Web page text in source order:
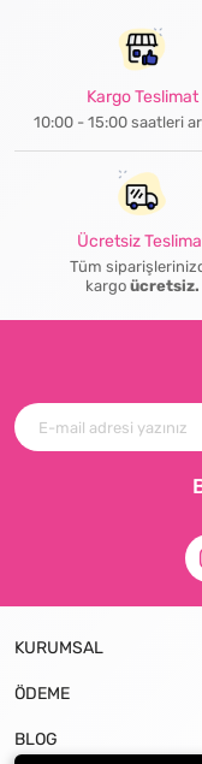
Kargo Teslimat
10:00 - 15:00 saatleri
Ücretsiz
Tüm
kargo ücretsiz.
KURUMSAL
ÖDEME
BLOG